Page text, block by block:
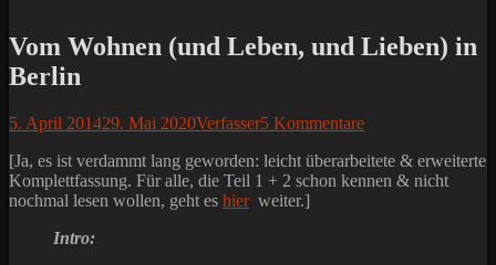
Vom Wohnen (und Leben, und Lieben) in
Berlin
Posted
5. April 201429. Mai 2020Autor
Verfasser5 Kommentare
[Ja, es ist verdammt lang geworden: leicht überarbeitete & erweiterte
Komplettfassung. Für alle, die Teil 1 + 2 schon kennen & nicht
nochmal lesen wollen, geht es hierweiter.]
Intro: